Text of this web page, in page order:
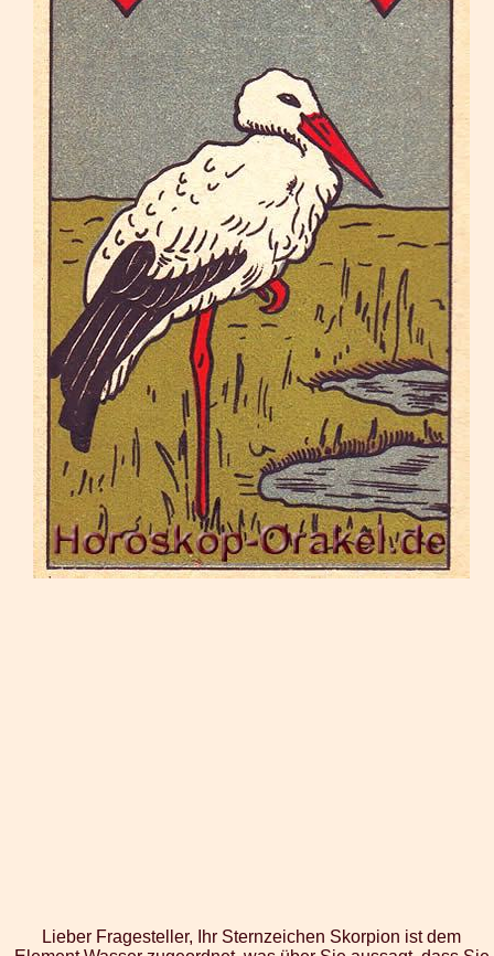
Lieber Fragesteller, Ihr Sternzeichen Skorpion ist dem